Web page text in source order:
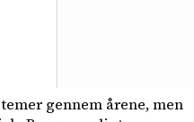
gennem årene, men